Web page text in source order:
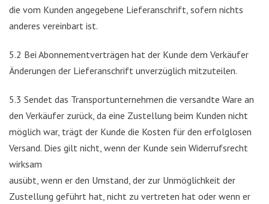
die vom Kunden angegebene Lieferanschrift, sofern nichts
anderes vereinbart ist.
5.2 Bei Abonnementverträgen hat der Kunde dem Verkäufer
Änderungen der Lieferanschrift unverzüglich mitzuteilen.
5.3 Sendet das Transportunternehmen die versandte Ware an
den Verkäufer zurück, da eine Zustellung beim Kunden nicht
möglich war, trägt der Kunde die Kosten für den erfolglosen
Versand. Dies gilt nicht, wenn der Kunde sein Widerrufsrecht
wirksam
ausübt, wenn er den Umstand, der zur Unmöglichkeit der
Zustellung geführt hat, nicht zu vertreten hat oder wenn er